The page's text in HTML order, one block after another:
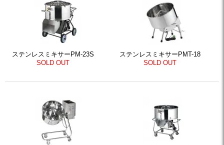
ステンレスミキサーPM-23S
SOLD OUT
ステンレスミキサーPMT-18
SOLD OUT